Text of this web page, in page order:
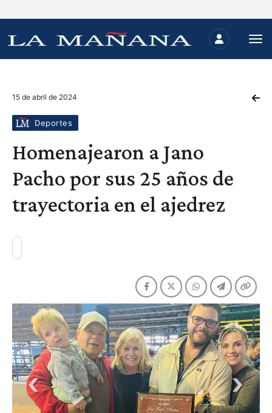
15 de abril de 2024
Deportes
Homenajearon a Jano
Pacho por sus 25 años de
trayectoria en el ajedrez